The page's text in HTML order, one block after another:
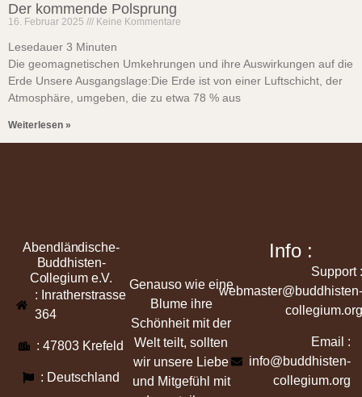
Der kommende Polsprung
16. Februar 2025 Keine Kommentare
Lesedauer 3 Minuten
Die geomagnetischen Umkehrungen und ihre Auswirkungen auf die
Erde Unsere Ausgangslage:Die Erde ist von einer Luftschicht, der
Atmosphäre, umgeben, die zu etwa 78 % aus
Weiterlesen »
Abendländische-
Buddhisten-
Collegium e.V.
: Inratherstrasse
364
: 47803 Krefeld
: Deutschland
Genauso wie eine
Blume ihre
Schönheit mit der
Welt teilt, sollten
wir unsere Liebe
und Mitgefühl mit
Info :
Support :
webmaster@buddhisten-
collegium.org
Email :
info@buddhisten-
collegium.org